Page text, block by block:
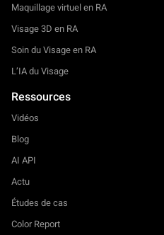
Maquillage virtuel en RA
Visage 3D en RA
Soin du Visage en RA
L’IA du Visage
Ressources
Vidéos
Blog
AI API
Actu
Études de cas
Color Report